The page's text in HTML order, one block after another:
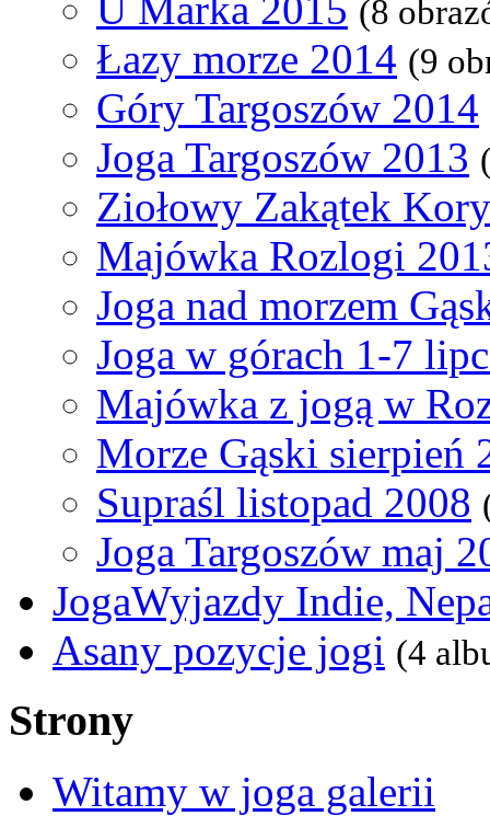
(8
Łazy morze 2014 (9
Góry Targoszów 2014
Joga Targoszów 2013
Ziołowy Zakątek
Majówka Rozlogi
Joga nad morzem
Joga w górach 1-7
Majówka z jogą w
Morze Gąski sierpień
Supraśl listopad 2008
Joga Targoszów maj
JogaWyjazdy Indie,
Asany pozycje jogi (4
Strony
Witamy w joga galerii